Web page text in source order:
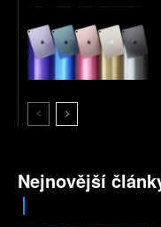
Nejnovější